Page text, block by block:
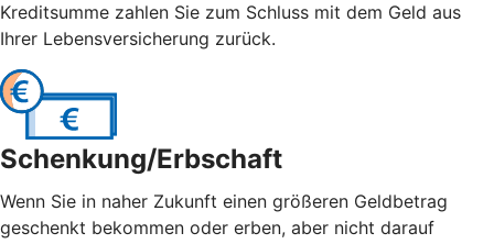
Kreditsumme zahlen Sie zum Schluss mit dem Geld aus
Ihrer Lebensversicherung zurück.
Schenkung/Erbschaft
Wenn Sie in naher Zukunft einen größeren Geldbetrag
geschenkt bekommen oder erben, aber nicht darauf